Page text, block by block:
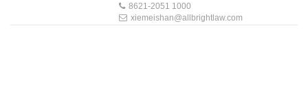
8621-2051 1000
xiemeishan@allbrightlaw.com